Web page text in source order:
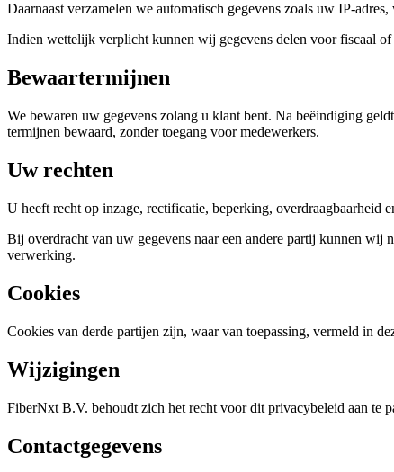
Daarnaast verzamelen we automatisch gegevens zoals uw IP-
Indien wettelijk verplicht kunnen wij gegevens delen voor fiscaal
Bewaartermijnen
We bewaren uw gegevens zolang u klant bent. Na beëindiging
termijnen bewaard, zonder toegang voor medewerkers.
Uw rechten
U heeft recht op inzage, rectificatie, beperking, overdraagbaarheid
Bij overdracht van uw gegevens naar een andere partij kunnen
verwerking.
Cookies
Cookies van derde partijen zijn, waar van toepassing, vermeld in
Wijzigingen
FiberNxt B.V. behoudt zich het recht voor dit privacybeleid aan te
Contactgegevens